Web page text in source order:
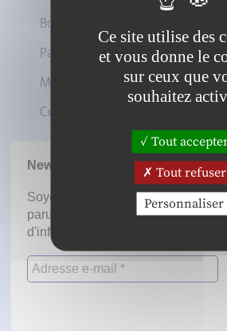
Boutique
Panier
Mon compte
Contact
Newsletter
Soyez informé dès la mise en ligne
parutions en vous inscrivant à notre
d'information.
Ce site utilise des
et vous donne le
sur ceux que
souhaitez
Tout
Tout refuser
Personnaliser